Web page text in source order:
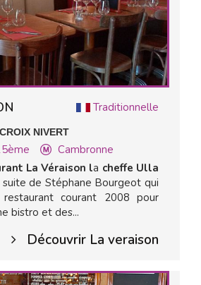
Traditionnelle
NIVERT
Cambronne
La Véraison la cheffe Ulla
suite de Stéphane Bourgeot qui
courant 2008 pour
bistro et des...
Découvrir La veraison